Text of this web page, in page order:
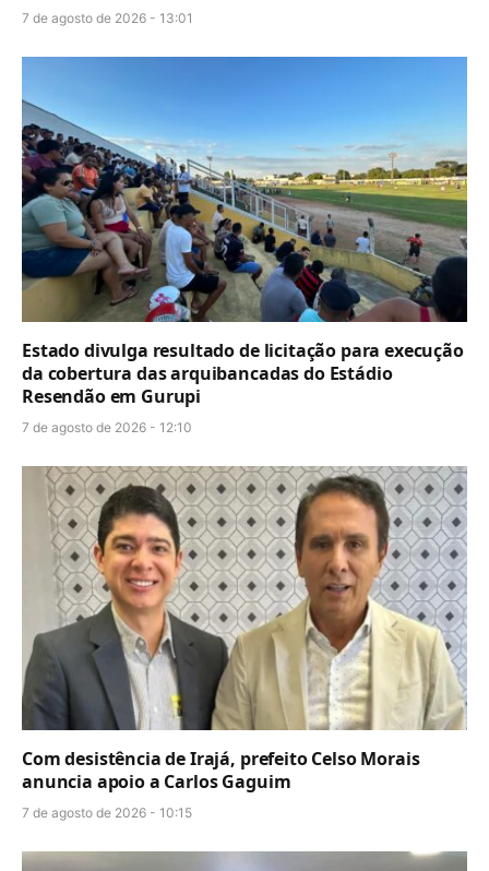
7 de agosto de 2026 - 13:01
Estado divulga resultado de licitação para execução
da cobertura das arquibancadas do Estádio
Resendão em Gurupi
7 de agosto de 2026 - 12:10
Com desistência de Irajá, prefeito Celso Morais
anuncia apoio a Carlos Gaguim
7 de agosto de 2026 - 10:15